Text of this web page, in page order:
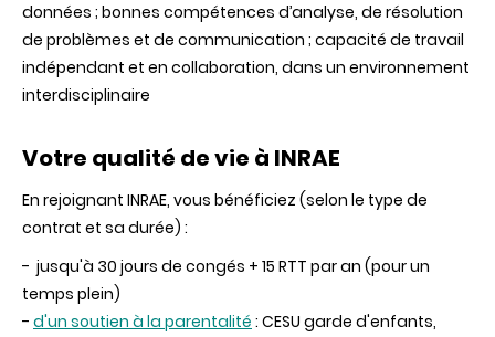
données ; bonnes compétences d’analyse, de résolution
de problèmes et de communication ; capacité de travail
indépendant et en collaboration, dans un environnement
interdisciplinaire
Votre qualité de vie à INRAE
En rejoignant INRAE, vous bénéficiez (selon le type de
contrat et sa durée) :
- jusqu'à 30 jours de congés + 15 RTT par an (pour un
temps plein)
- d'un soutien à la parentalité : CESU garde d'enfants,